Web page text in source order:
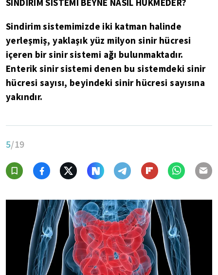
Sindirim sistemimizde iki katman halinde
yerleşmiş, yaklaşık yüz milyon sinir hücresi
içeren bir sinir sistemi ağı bulunmaktadır.
Enterik sinir sistemi denen bu sistemdeki sinir
hücresi sayısı, beyindeki sinir hücresi sayısına
yakındır.
5/19